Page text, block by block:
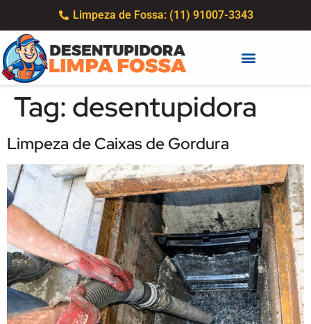
Limpeza de Fossa: (11) 91007-3343
Tag: desentupidora
Limpeza de Caixas de Gordura